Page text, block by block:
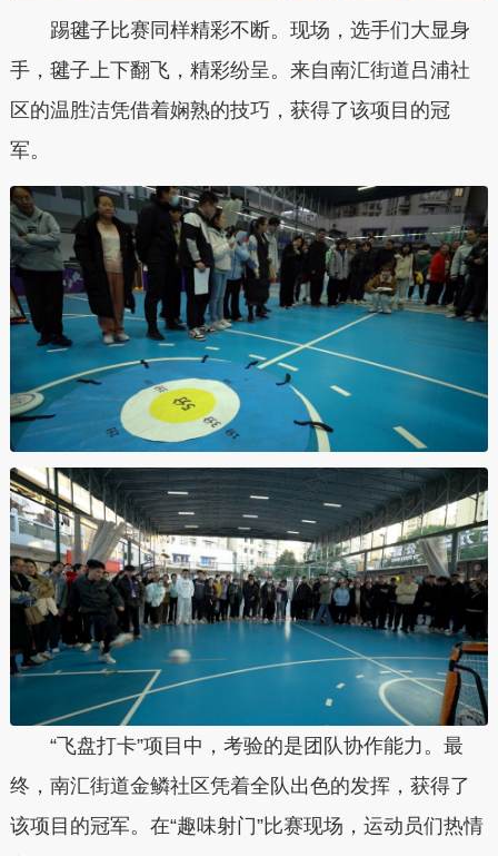
踢毽子比赛同样精彩不断。现场，选手们大显身
手，毽子上下翻飞，精彩纷呈。来自南汇街道吕浦社
区的温胜洁凭借着娴熟的技巧，获得了该项目的冠
军。
“飞盘打卡”项目中，考验的是团队协作能力。最
终，南汇街道金鳞社区凭着全队出色的发挥，获得了
该项目的冠军。在“趣味射门”比赛现场，运动员们热情